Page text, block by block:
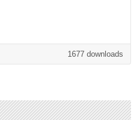
1677 downloads